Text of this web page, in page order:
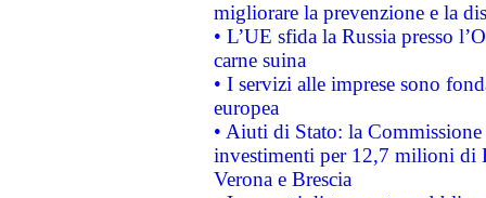
migliorare la prevenzione e la
• L’UE sfida la Russia presso
carne suina
• I servizi alle imprese sono
europea
• Aiuti di Stato: la
investimenti per 12,7 milioni di
Verona e Brescia